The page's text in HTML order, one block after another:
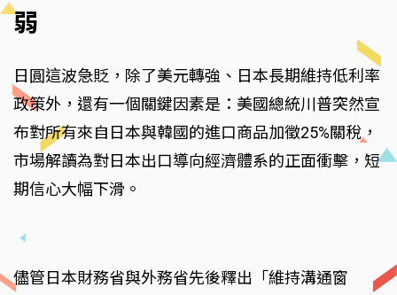
弱
日圓這波急貶，除了美元轉強、日本長期維持低利率
政策外，還有一個關鍵因素是：美國總統川普突然宣
布對所有來自日本與韓國的進口商品加徵25%關稅，
市場解讀為對日本出口導向經濟體系的正面衝擊，短
期信心大幅下滑。
儘管日本財務省與外務省先後釋出「維持溝通窗